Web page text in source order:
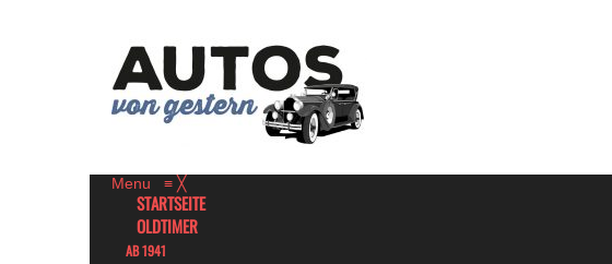
Menu ≡ ╳
STARTSEITE
OLDTIMER
AB 1941